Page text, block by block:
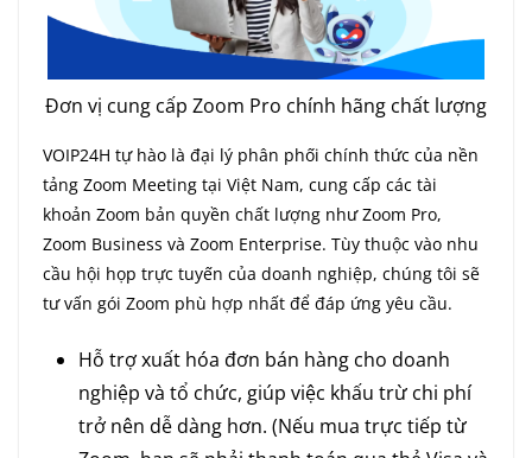
Đơn vị cung cấp Zoom Pro chính hãng chất lượng
VOIP24H tự hào là đại lý phân phối chính thức của nền
tảng Zoom Meeting tại Việt Nam, cung cấp các tài
khoản Zoom bản quyền chất lượng như Zoom Pro,
Zoom Business và Zoom Enterprise. Tùy thuộc vào nhu
cầu hội họp trực tuyến của doanh nghiệp, chúng tôi sẽ
tư vấn gói Zoom phù hợp nhất để đáp ứng yêu cầu.
Hỗ trợ xuất hóa đơn bán hàng cho doanh
nghiệp và tổ chức, giúp việc khấu trừ chi phí
trở nên dễ dàng hơn. (Nếu mua trực tiếp từ